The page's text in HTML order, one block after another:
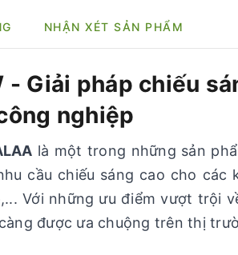
NHẬN XÉT SẢN PHẨM
- Giải pháp chiếu
nghiệp
là một trong những sản
cầu chiếu sáng cao cho các
Với những ưu điểm vượt trội
được ưa chuộng trên thị